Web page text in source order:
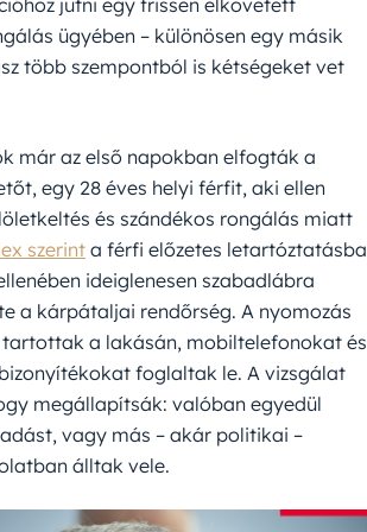
jutni egy frissen elkövetett
ügyében – különösen egy másik
több szempontból is kétségeket vet
már az első napokban elfogták a
egy 28 éves helyi férfit, aki ellen
és szándékos rongálás miatt
szerinta férfi előzetes letartóztatásba
ideiglenesen szabadlábra
a kárpátaljai rendőrség. A nyomozás
a lakásán, mobiltelefonokat és
foglaltak le. A vizsgálat
megállapítsák: valóban egyedül
vagy más – akár politikai –
álltak vele.